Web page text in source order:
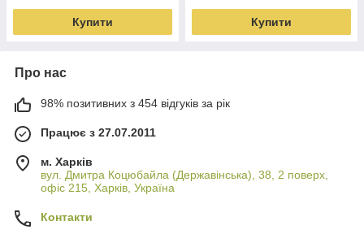
Купити Купити
Про нас
98% позитивних з 454 відгуків за рік
Працює з 27.07.2011
м. Харків
вул. Дмитра Коцюбайла (Державінська), 38, 2 поверх,
офіс 215, Харків, Україна
Контакти